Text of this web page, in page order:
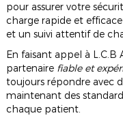
pour assurer votre
charge rapide et
et un suivi attentif de
En faisant appel à L.C.B
partenaire fiable et
toujours répondre avec
maintenant des
chaque patient.